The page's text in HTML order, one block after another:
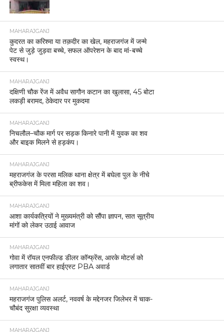
MAHARAJGANJ
कुदरत का करिश्मा या तक़दीर का खेल, महराजगंज में जन्मे
पेट से जुड़े जुड़वा बच्चे, सफल ऑपरेशन के बाद मां-बच्चे
स्वस्थ।
MAHARAJGANJ
दक्षिणी चौक रेंज में अवैध सागौन कटान का खुलासा, 45 बोटा
लकड़ी बरामद, ठेकेदार पर मुकदमा
MAHARAJGANJ
निचलौल–चौक मार्ग पर सड़क किनारे पानी में युवक का शव
और बाइक मिलने से हड़कंप।
MAHARAJGANJ
महराजगंज के परसा मलिक थाना क्षेत्र में बघेला पुल के नीचे
ब्रीफकेस में मिला महिला का शव।
MAHARAJGANJ
आशा कार्यकत्रियों ने मुख्यमंत्री को सौंपा ज्ञापन, सात सूत्रीय
मांगों को लेकर उठाई आवाज
MAHARAJGANJ
गोवा में रॉयल एनफील्ड डीलर कॉन्फ्रेंस, आरके मोटर्स को
लगातार सातवीं बार हाईएस्ट PBA अवार्ड
MAHARAJGANJ
महराजगंज पुलिस अलर्ट, नववर्ष के मद्देनजर जिलेभर में चाक-
चौबंद सुरक्षा व्यवस्था
MAHARAJGANJ